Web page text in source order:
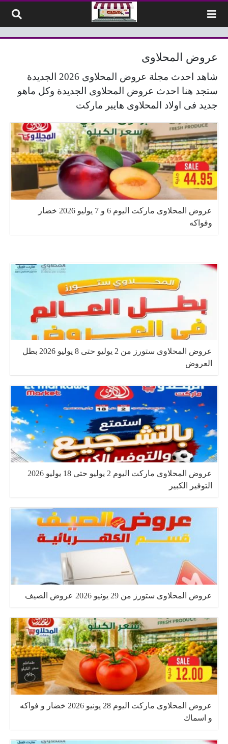
عروض المحلاوى
شاهد احدث مجلة عروض المحلاوى 2026 الجديدة
ستجد هنا احدث عروض المحلاوى الجديدة وكل ماهو
جديد فى اولاد المحلاوى هايبر ماركت
عروض المحلاوى ماركت اليوم 6 و 7 يوليو 2026 خضار
وفواكه
عروض المحلاوى ستورز من 2 يوليو حتى 8 يوليو 2026 بطل
العروض
عروض المحلاوى ماركت اليوم 2 يوليو حتى 18 يوليو 2026
التوفير الكبير
عروض المحلاوى ستورز من 29 يونيو 2026 عروض الصيف
عروض المحلاوى ماركت اليوم 28 يونيو 2026 خضار و فواكه
و اسماك